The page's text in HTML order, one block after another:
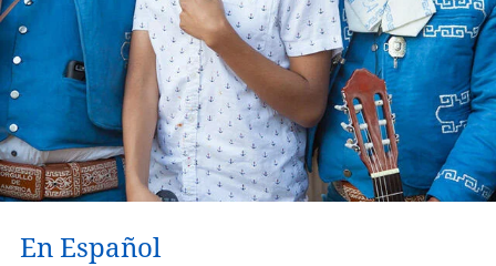
En Español